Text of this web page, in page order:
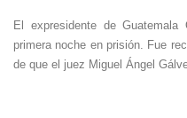
El expresidente de
primera noche en prisión. Fue
de que el juez Miguel Ángel